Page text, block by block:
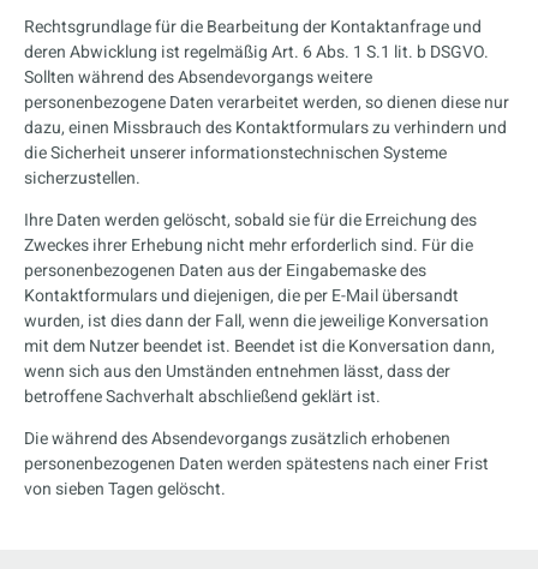
Rechtsgrundlage für die Bearbeitung der Kontaktanfrage und
deren Abwicklung ist regelmäßig Art. 6 Abs. 1 S.1 lit. b DSGVO.
Sollten während des Absendevorgangs weitere
personenbezogene Daten verarbeitet werden, so dienen diese nur
dazu, einen Missbrauch des Kontaktformulars zu verhindern und
die Sicherheit unserer informationstechnischen Systeme
sicherzustellen.
Ihre Daten werden gelöscht, sobald sie für die Erreichung des
Zweckes ihrer Erhebung nicht mehr erforderlich sind. Für die
personenbezogenen Daten aus der Eingabemaske des
Kontaktformulars und diejenigen, die per E-Mail übersandt
wurden, ist dies dann der Fall, wenn die jeweilige Konversation
mit dem Nutzer beendet ist. Beendet ist die Konversation dann,
wenn sich aus den Umständen entnehmen lässt, dass der
betroffene Sachverhalt abschließend geklärt ist.
Die während des Absendevorgangs zusätzlich erhobenen
personenbezogenen Daten werden spätestens nach einer Frist
von sieben Tagen gelöscht.